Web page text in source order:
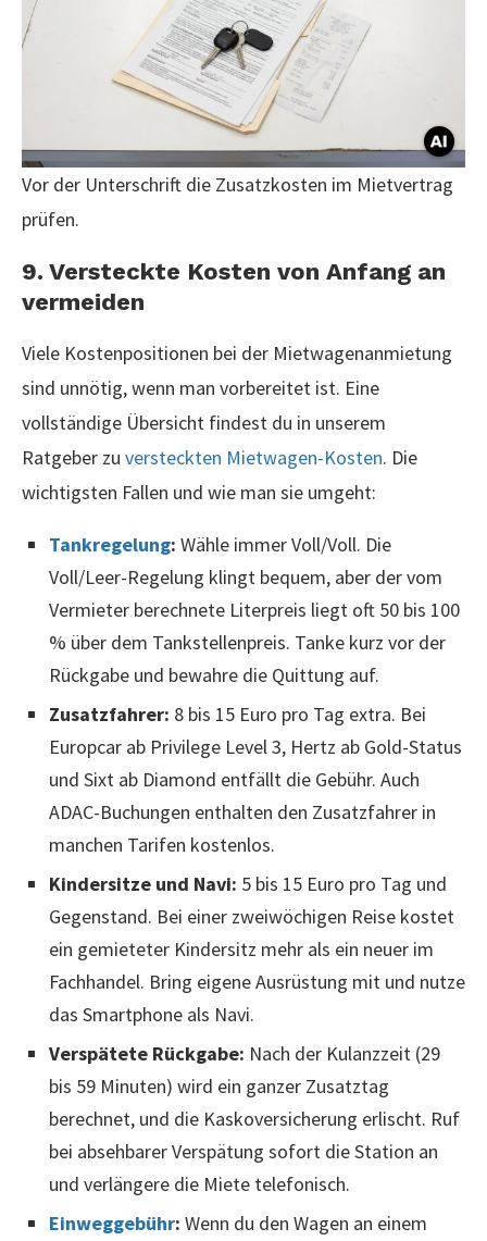
Vor der Unterschrift die Zusatzkosten im Mietvertrag
prüfen.
9. Versteckte Kosten von Anfang an
vermeiden
Viele Kostenpositionen bei der Mietwagenanmietung
sind unnötig, wenn man vorbereitet ist. Eine
vollständige Übersicht findest du in unserem
Ratgeber zu versteckten Mietwagen-Kosten. Die
wichtigsten Fallen und wie man sie umgeht:
Tankregelung: Wähle immer Voll/Voll. Die
Voll/Leer-Regelung klingt bequem, aber der vom
Vermieter berechnete Literpreis liegt oft 50 bis 100
% über dem Tankstellenpreis. Tanke kurz vor der
Rückgabe und bewahre die Quittung auf.
Zusatzfahrer: 8 bis 15 Euro pro Tag extra. Bei
Europcar ab Privilege Level 3, Hertz ab Gold-Status
und Sixt ab Diamond entfällt die Gebühr. Auch
ADAC-Buchungen enthalten den Zusatzfahrer in
manchen Tarifen kostenlos.
Kindersitze und Navi: 5 bis 15 Euro pro Tag und
Gegenstand. Bei einer zweiwöchigen Reise kostet
ein gemieteter Kindersitz mehr als ein neuer im
Fachhandel. Bring eigene Ausrüstung mit und nutze
das Smartphone als Navi.
Verspätete Rückgabe: Nach der Kulanzzeit (29
bis 59 Minuten) wird ein ganzer Zusatztag
berechnet, und die Kaskoversicherung erlischt. Ruf
bei absehbarer Verspätung sofort die Station an
und verlängere die Miete telefonisch.
Einweggebühr: Wenn du den Wagen an einem